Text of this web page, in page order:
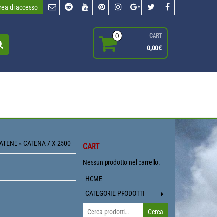
di accesso
0 CART
0,00€
» CATENA 7 X 2500 CART
Nessun prodotto nel carrello.
HOME
CATEGORIE PRODOTTI
Cerca